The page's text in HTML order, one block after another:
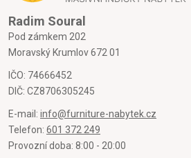
Radim Soural
Pod zámkem 202
Moravský Krumlov 672 01
IČO: 74666452
DIČ: CZ8706305245
E-mail: info@furniture-nabytek.cz
Telefon: 601 372 249
Provozní doba: 8:00 - 20:00